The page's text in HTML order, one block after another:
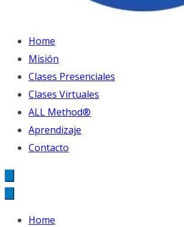
Instituto de Inglés
English World - Tu Mundo en Inglés
Home
Misión
Clases Presenciales
Clases Virtuales
ALL Method®
Aprendizaje
Contacto
Home